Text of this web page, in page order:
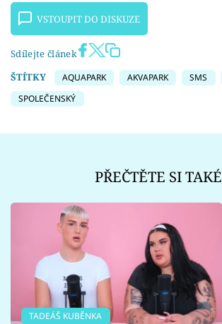
VSTOUPIT DO DISKUZE
Sdílejte článek
ŠTÍTKY
AQUAPARK AKVAPARK SMS
SPOLEČENSKÝ
PŘEČTĚTE SI TAKÉ
TADEÁŠ KUBĚNKA